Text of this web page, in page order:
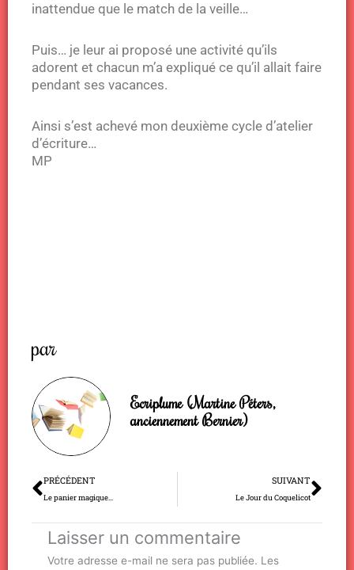
inattendue que le match de la veille…
Puis… je leur ai proposé une activité qu’ils
adorent et chacun m’a expliqué ce qu’il allait faire
pendant ses vacances.
Ainsi s’est achevé mon deuxième cycle d’atelier
d’écriture…
MP
par
Ecriplume (Martine Péters,
anciennement Bernier)
Précédent
PRÉCÉDENT
Le panier magique…
SUIVANT
Le Jour du Coquelicot
Laisser un commentaire
Votre adresse e-mail ne sera pas publiée. Les